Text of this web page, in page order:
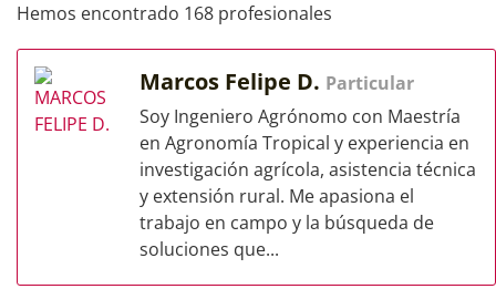
Hemos encontrado 168 profesionales
Marcos Felipe D. Particular
Soy Ingeniero Agrónomo con Maestría
en Agronomía Tropical y experiencia en
investigación agrícola, asistencia técnica
y extensión rural. Me apasiona el
trabajo en campo y la búsqueda de
soluciones que...